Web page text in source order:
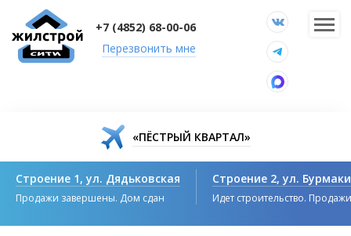
+7 (4852) 68-00-06
Перезвонить мне
«ПЁСТРЫЙ КВАРТАЛ»
Строение 1, ул. Дядьковская
Продажи завершены. Дом сдан
Строение 2, ул.
Идет строительство.